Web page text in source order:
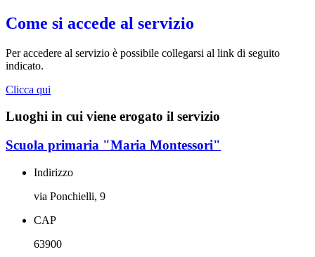
Come si accede al servizio
Per accedere al servizio è possibile collegarsi al link di seguito
indicato.
Clicca qui
Luoghi in cui viene erogato il servizio
Scuola primaria "Maria Montessori"
Indirizzo
via Ponchielli, 9
CAP
63900